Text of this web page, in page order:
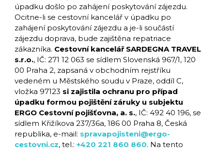
úpadku došlo po zahájení poskytování zájezdu.
Ocitne-li se cestovní kancelář v úpadku po
zahájení poskytování zájezdu a je-li součástí
zájezdu doprava, bude zajištěna repatriace
zákazníka. Cestovní kancelář SARDEGNA TRAVEL
s.r.o., IČ: 271 12 063 se sídlem Slovenská 967/1, 120
00 Praha 2, zapsaná v obchodním rejstříku
vedeném u Městského soudu v Praze, oddíl C,
vložka 97123 si zajistila ochranu pro případ
úpadku formou pojištění záruky u subjektu
ERGO Cestovní pojišťovna, a. s., IČ: 492 40 196, se
sídlem Křižíkova 237/36a, 186 00 Praha 8, Česká
republika, e-mail: spravapojisteni@ergo-
cestovni.cz, tel.: +420 221 860 860. Na tento